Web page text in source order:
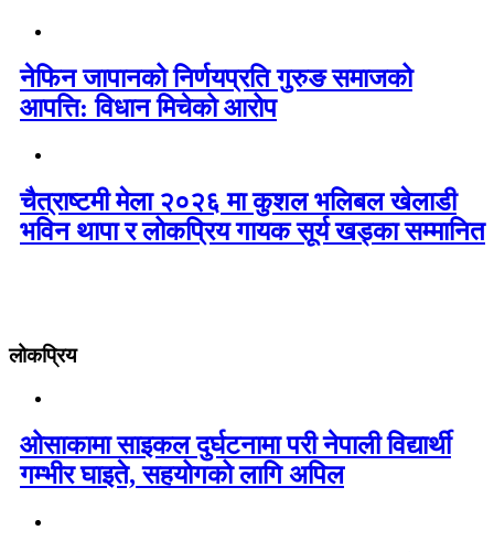
नेफिन जापानको निर्णयप्रति गुरुङ समाजको
आपत्ति: विधान मिचेको आरोप
चैत्राष्टमी मेला २०२६ मा कुशल भलिबल खेलाडी
भविन थापा र लोकप्रिय गायक सूर्य खड्का सम्मानित
लोकप्रिय
ओसाकामा साइकल दुर्घटनामा परी नेपाली विद्यार्थी
गम्भीर घाइते, सहयोगको लागि अपिल